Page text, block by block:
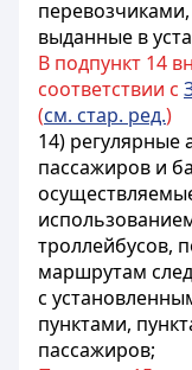
выданные в
В подпункт 14
соответствии с
(см. стар. ред.)
14) регулярные
пассажиров и
троллейбусов,
маршрутам
с
пунктами,
пассажиров;